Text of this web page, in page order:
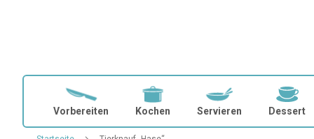
Vorbereiten Kochen Servieren Dessert